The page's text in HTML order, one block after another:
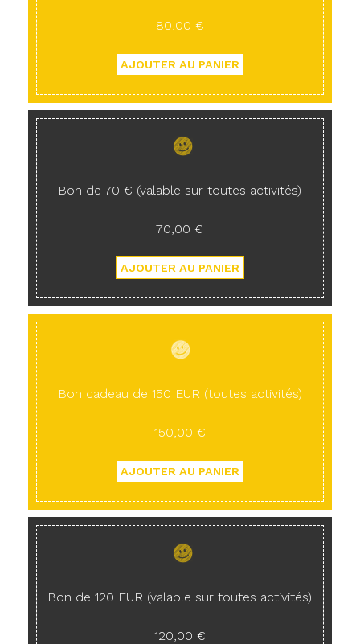
80,00 €
Bon de 70 € (valable sur toutes activités)
70,00 €
Bon cadeau de 150 EUR (toutes activités)
150,00 €
Bon de 120 EUR (valable sur toutes activités)
120,00 €